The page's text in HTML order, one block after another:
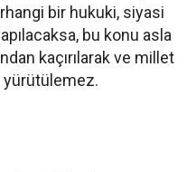
bir hukuki, siyasi
bu konu asla
kaçırılarak ve millet
yürütülemez.